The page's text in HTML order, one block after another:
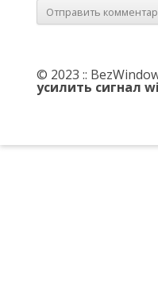
© 2023 ::
усилить сигнал